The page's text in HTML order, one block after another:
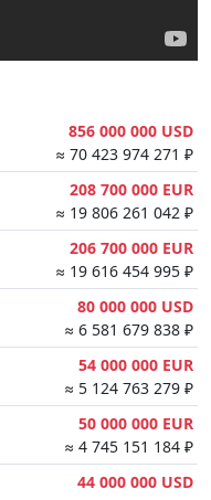
856 000 000 USD
≈ 70 423 974 271 ₽
208 700 000 EUR
≈ 19 806 261 042 ₽
206 700 000 EUR
≈ 19 616 454 995 ₽
80 000 000 USD
≈ 6 581 679 838 ₽
54 000 000 EUR
≈ 5 124 763 279 ₽
50 000 000 EUR
≈ 4 745 151 184 ₽
44 000 000 USD